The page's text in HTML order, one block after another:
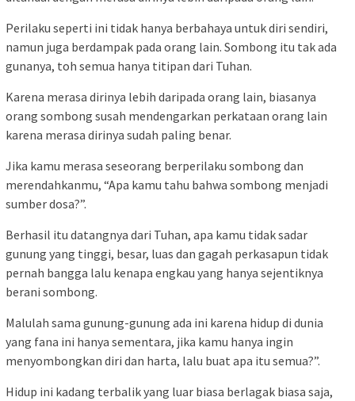
Perilaku seperti ini tidak hanya berbahaya untuk diri sendiri,
namun juga berdampak pada orang lain. Sombong itu tak ada
gunanya, toh semua hanya titipan dari Tuhan.
Karena merasa dirinya lebih daripada orang lain, biasanya
orang sombong susah mendengarkan perkataan orang lain
karena merasa dirinya sudah paling benar.
Jika kamu merasa seseorang berperilaku sombong dan
merendahkanmu, “Apa kamu tahu bahwa sombong menjadi
sumber dosa?”.
Berhasil itu datangnya dari Tuhan, apa kamu tidak sadar
gunung yang tinggi, besar, luas dan gagah perkasapun tidak
pernah bangga lalu kenapa engkau yang hanya sejentiknya
berani sombong.
Malulah sama gunung-gunung ada ini karena hidup di dunia
yang fana ini hanya sementara, jika kamu hanya ingin
menyombongkan diri dan harta, lalu buat apa itu semua?”.
Hidup ini kadang terbalik yang luar biasa berlagak biasa saja,